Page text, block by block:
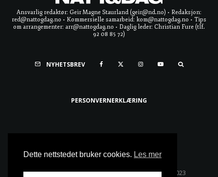
Ansvarlig redaktør: Geir Magne Staurland (geir@nd.no) • Redaksjon:
red@nattogdag.no • Kommersielle samarbeid: kom@nattogdag.no • Tips
om arrangementer: arr@nattogdag.no • Daglig leder: Christian Fure (tlf.
92 08 85 72)
NYHETSBREV
PERSONVERNERKLÆRING
Alle rettigheter reservert • Copyright © Natt & Dag 2023
Dette nettstedet bruker cookies. Les mer